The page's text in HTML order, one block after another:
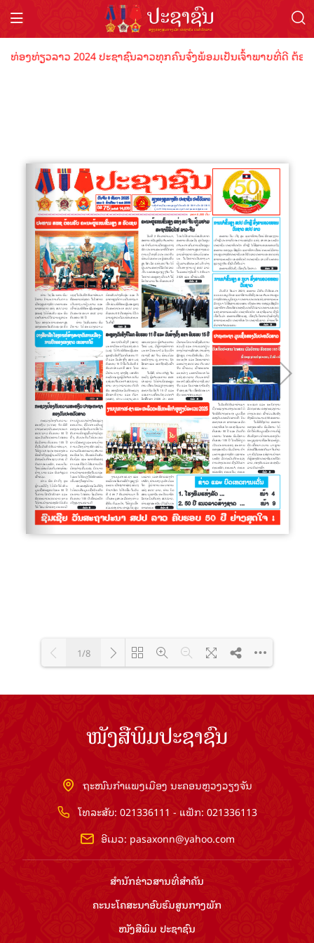
ອງທ່ຽວລາວ 2024 ປະຊາຊົນລາວທຸກຄົນຈົ່ງພ້ອມເປັນເຈົ້າພາບທີ່ດີ ຕ້ອ
Loading PDF 100% ...
1/8
ໜັງສືພິມປະຊາຊົນ
ຖະໜົນກຳແພງເມືອງ ນະຄອນຫຼວງວຽງຈັນ
ໂທລະສັບ: 021336111 - ແຟັກ: 021336113
ອີເມວ: pasaxonn@yahoo.com
ສຳ​ນັກ​ຂ່າວ​ສານ​ທີ່​ສຳ​ຄັນ​
ຄະນະໂຄສະນາອົບຮົມ​ສູນ​ກາງ​ພັກ
ໜັງສືພິມ ປະ​ຊາ​ຊົນ